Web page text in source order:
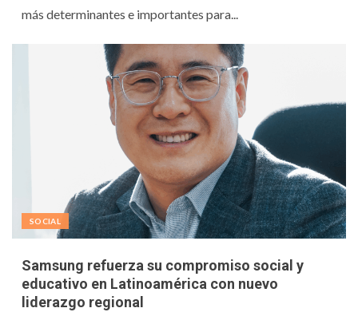
más determinantes e importantes para...
SOCIAL
Samsung refuerza su compromiso social y
educativo en Latinoamérica con nuevo
liderazgo regional